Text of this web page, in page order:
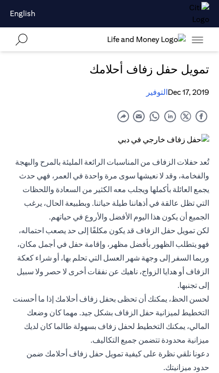
English
تمويل حفل زفاف أحلامك
Dec 17, 2019التوفير
تُعد حفلات الزفاف من المناسبات الرائعة المليئة بالمرح والبهجة
والفخامة، وقد لا نعيشها سوى مرة واحدة في العمر، فهي حدث
يجمع العائلة بأكملها ويجلب معه الكثير من السعادة واللحظات
التي تظل عالقة في أذهاننا طيلة حياتنا. وبطبيعة الحال، يرغب
الجميع أن يكون هذا اليوم الأفضل والأروع في حياتهم.
لكن تمويل حفل الزفاف قد يكون مكلفًا إلى حد يصعب احتماله،
فهو يتطلب الظهور بأفضل مظهر، وإقامة حفل في أجمل مكان،
وربما السفر إلى وجهة شهر العسل التي تحلم بها، أو شراء كعكة
الزفاف أو هدايا الزواج، ناهيك عن نفقات أخرى لا حصر ولا سبيل
إلى تجنبها.
لحسن الحظ، يمكنك أن تحظى بحفل زفاف أحلامك إذا ما أحسنت
التخطيط لميزانية حفل الزفاف بشكل جيد. مهما كان وضعك
المالي، يمكنك التخطيط لحفل زفاف بسهولة طالما كان لديك
ميزانية محدودة تتضمن جميع التكاليف.
دعونا نلقي نظرة على كيفية تمويل حفل زفاف أحلامك ضمن
حدود ميزانيتك.